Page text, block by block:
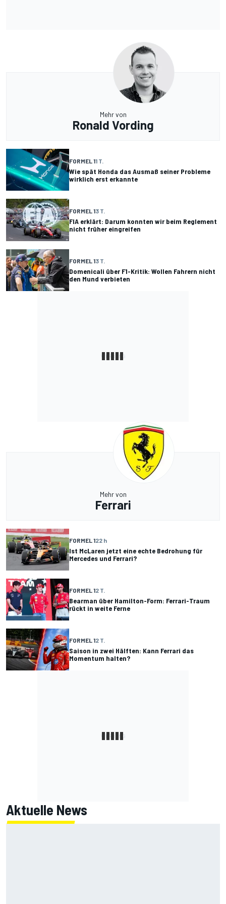
Mehr von
Ronald Vording
FORMEL 11 T.
Wie spät Honda das Ausmaß seiner Probleme
wirklich erst erkannte
FORMEL 13 T.
FIA erklärt: Darum konnten wir beim Reglement
nicht früher eingreifen
FORMEL 13 T.
Domenicali über F1-Kritik: Wollen Fahrern nicht
den Mund verbieten
Mehr von
Ferrari
FORMEL 122 h
Ist McLaren jetzt eine echte Bedrohung für
Mercedes und Ferrari?
FORMEL 12 T.
Bearman über Hamilton-Form: Ferrari-Traum
rückt in weite Ferne
FORMEL 12 T.
Saison in zwei Hälften: Kann Ferrari das
Momentum halten?
Aktuelle News